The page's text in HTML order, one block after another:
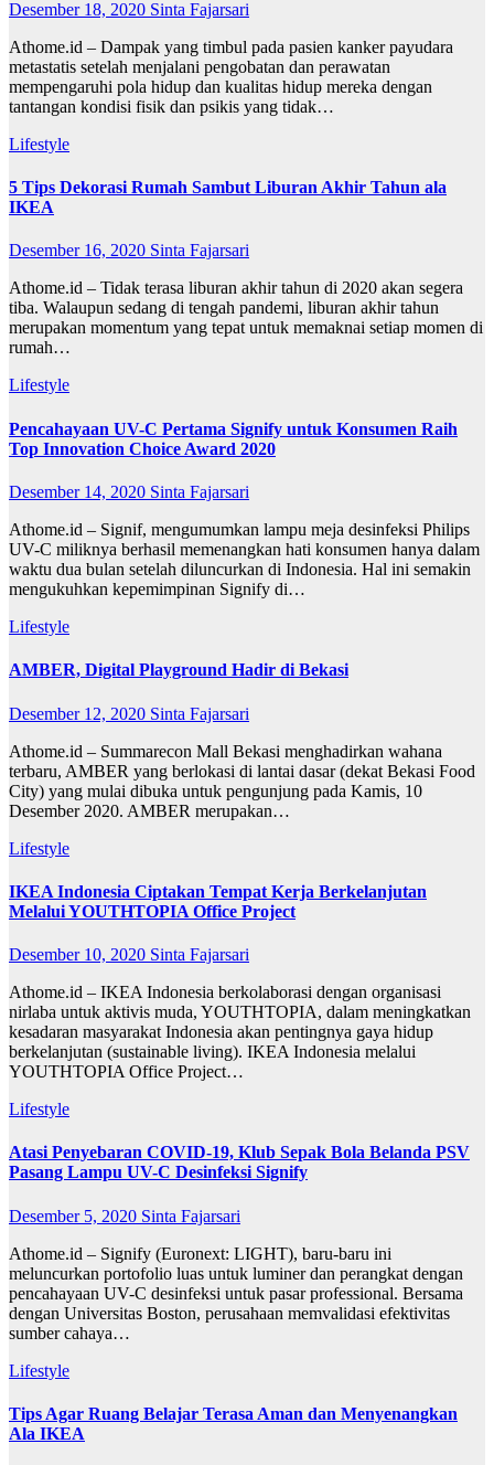
Desember 18, 2020 Sinta Fajarsari
Athome.id – Dampak yang timbul pada pasien kanker payudara
metastatis setelah menjalani pengobatan dan perawatan
mempengaruhi pola hidup dan kualitas hidup mereka dengan
tantangan kondisi fisik dan psikis yang tidak…
Lifestyle
5 Tips Dekorasi Rumah Sambut Liburan Akhir Tahun ala
IKEA
Desember 16, 2020 Sinta Fajarsari
Athome.id – Tidak terasa liburan akhir tahun di 2020 akan segera
tiba. Walaupun sedang di tengah pandemi, liburan akhir tahun
merupakan momentum yang tepat untuk memaknai setiap momen di
rumah…
Lifestyle
Pencahayaan UV-C Pertama Signify untuk Konsumen Raih
Top Innovation Choice Award 2020
Desember 14, 2020 Sinta Fajarsari
Athome.id – Signif, mengumumkan lampu meja desinfeksi Philips
UV-C miliknya berhasil memenangkan hati konsumen hanya dalam
waktu dua bulan setelah diluncurkan di Indonesia. Hal ini semakin
mengukuhkan kepemimpinan Signify di…
Lifestyle
AMBER, Digital Playground Hadir di Bekasi
Desember 12, 2020 Sinta Fajarsari
Athome.id – Summarecon Mall Bekasi menghadirkan wahana
terbaru, AMBER yang berlokasi di lantai dasar (dekat Bekasi Food
City) yang mulai dibuka untuk pengunjung pada Kamis, 10
Desember 2020. AMBER merupakan…
Lifestyle
IKEA Indonesia Ciptakan Tempat Kerja Berkelanjutan
Melalui YOUTHTOPIA Office Project
Desember 10, 2020 Sinta Fajarsari
Athome.id – IKEA Indonesia berkolaborasi dengan organisasi
nirlaba untuk aktivis muda, YOUTHTOPIA, dalam meningkatkan
kesadaran masyarakat Indonesia akan pentingnya gaya hidup
berkelanjutan (sustainable living). IKEA Indonesia melalui
YOUTHTOPIA Office Project…
Lifestyle
Atasi Penyebaran COVID-19, Klub Sepak Bola Belanda PSV
Pasang Lampu UV-C Desinfeksi Signify
Desember 5, 2020 Sinta Fajarsari
Athome.id – Signify (Euronext: LIGHT), baru-baru ini
meluncurkan portofolio luas untuk luminer dan perangkat dengan
pencahayaan UV-C desinfeksi untuk pasar professional. Bersama
dengan Universitas Boston, perusahaan memvalidasi efektivitas
sumber cahaya…
Lifestyle
Tips Agar Ruang Belajar Terasa Aman dan Menyenangkan
Ala IKEA